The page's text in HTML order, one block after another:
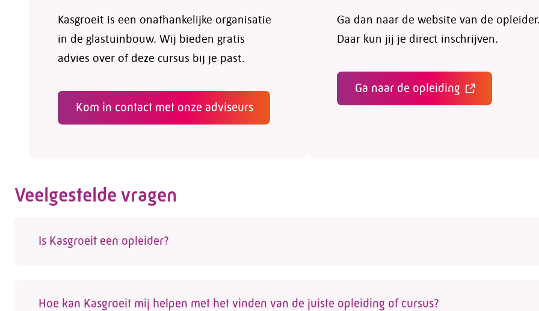
Kasgroeit is een onafhankelijke organisatie
in de glastuinbouw. Wij bieden gratis
advies over of deze cursus bij je past.
Kom in contact met onze adviseurs
Ga dan naar de website van de
Daar kun jij je direct inschrijven.
Ga naar de opleiding
Veelgestelde vragen
Is Kasgroeit een opleider?
door externe opleiders worden aangeboden. Kijk voor een actueel overzicht op de
Hoe kan Kasgroeit mij helpen met het vinden van de juiste opleiding of cursus?